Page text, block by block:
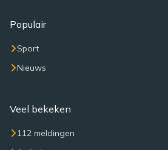
Populair
Sport
Nieuws
Veel bekeken
112 meldingen